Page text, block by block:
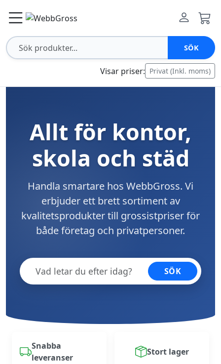
SÖK
Visar priser: Privat (Inkl. moms)
Allt för kontor,
skola och städ
Handla smartare hos WebbGross. Vi
erbjuder ett brett sortiment av
kvalitetsprodukter till grossistpriser för
både företag och privatpersoner.
SÖK
Snabba
leveranser
Stort lager